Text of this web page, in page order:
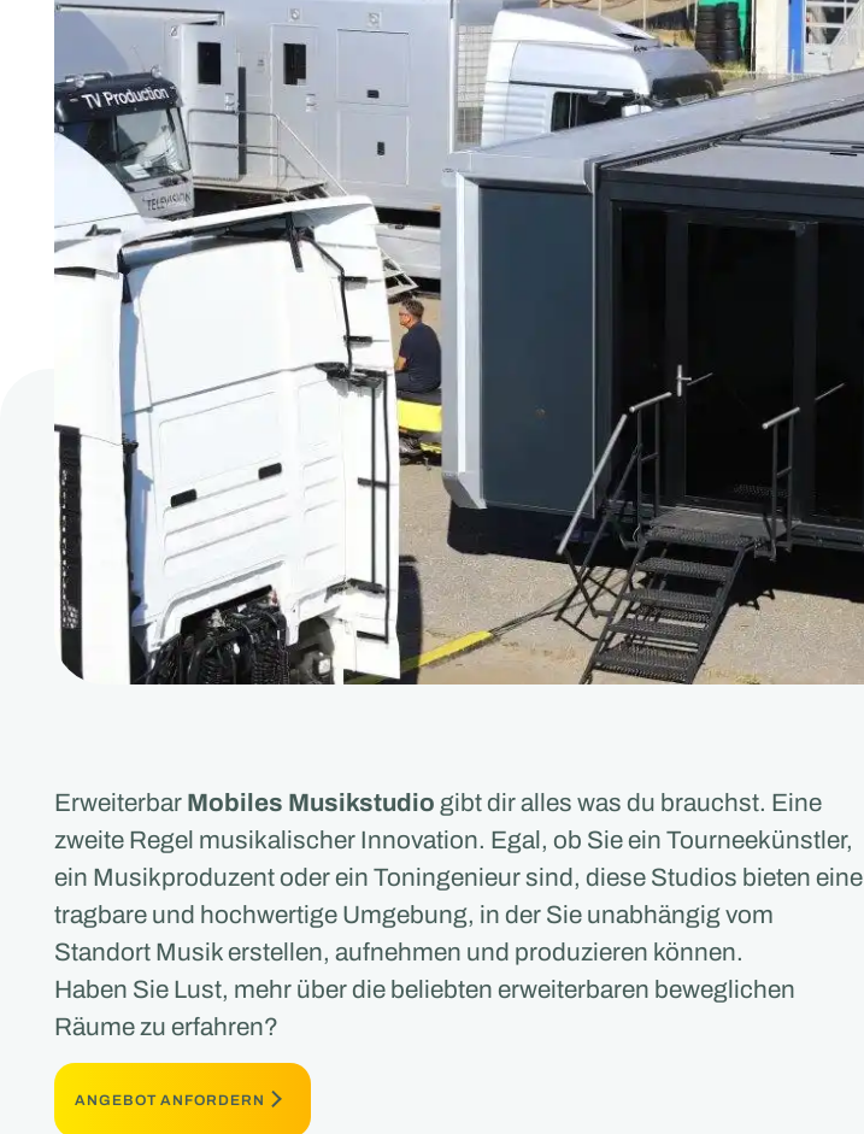
Erweiterbar Mobiles Musikstudio gibt dir alles was du brauchst. Eine
zweite Regel musikalischer Innovation. Egal, ob Sie ein Tourneekünstler,
ein Musikproduzent oder ein Toningenieur sind, diese Studios bieten eine
tragbare und hochwertige Umgebung, in der Sie unabhängig vom
Standort Musik erstellen, aufnehmen und produzieren können.
Haben Sie Lust, mehr über die beliebten erweiterbaren beweglichen
Räume zu erfahren?
ANGEBOT ANFORDERN